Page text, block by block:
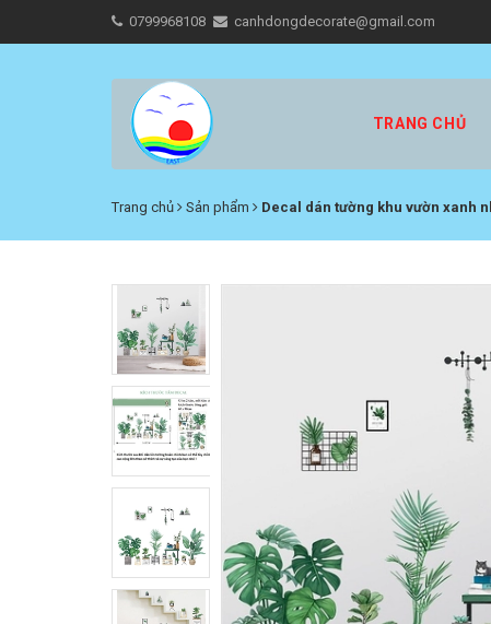
0799968108 canhdongdecorate@gmail.com
TRANG CHỦ
Trang chủ Sản phẩm Decal dán tường khu vườn xanh